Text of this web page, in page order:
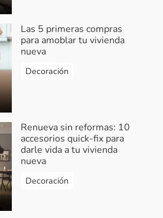
Las 5 primeras compras
para amoblar tu vivienda
nueva
Decoración
Renueva sin reformas: 10
accesorios quick-fix para
darle vida a tu vivienda
nueva
Decoración